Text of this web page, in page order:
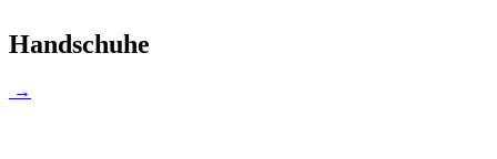
Handschuhe
→